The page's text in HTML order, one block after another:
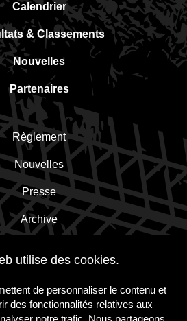
utilise des cookies.
de personnaliser le contenu et
des fonctionnalités relatives aux
Calendrier
& Classements
Nouvelles
Partenaires
Règlement
Nouvelles
Presse
Archive
à la newsletter!